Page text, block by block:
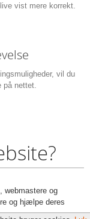
vist mere korrekt.
vil du
på nettet.
webmastere og
og hjælpe deres